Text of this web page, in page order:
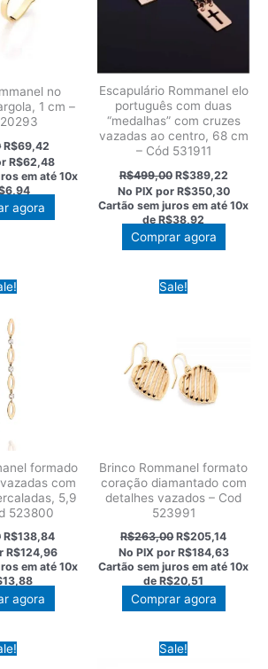
no
1 cm –
O
preço
original
era:
R$89,00.
R$69,42
preço
atual
é:
R$69,42.
R$62,48
em até 10x
agora
Escapulário Rommanel elo
português com duas
“medalhas” com cruzes
vazadas ao centro, 68 cm
– Cód 531911
R$499,00 O
preço
original
era:
R$499,00.
R$389,22O
preço
atual
é:
No PIX por R$350,30
Cartão sem juros em até10x
de R$38,92
Comprar agora
formado
com
5,9
523800
O
preço
original
era:
R$178,00.
R$138,84O
preço
atual
é:
R$138,84.
R$124,96
em até 10x
agora
Sale!
Brinco Rommanel formato
coração diamantado com
detalhes vazados – Cod
523991
R$263,00O
preço
original
era:
R$263,00.
R$205,14
preço
atual
é:
No PIX por R$184,63
Cartão sem juros em até10x
de R$20,51
Comprar agora
Sale!